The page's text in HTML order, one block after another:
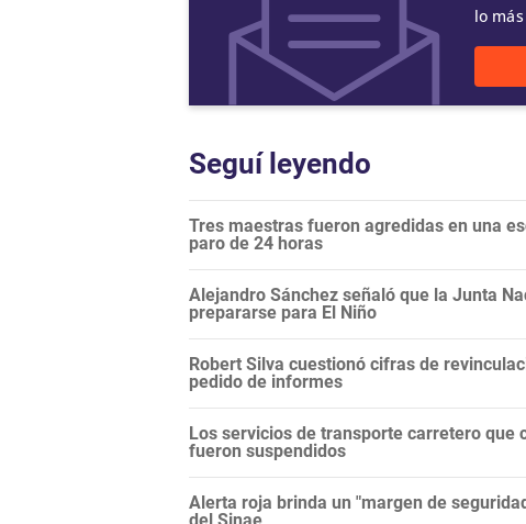
lo
Seguí leyendo
Tres maestras fueron agredidas en una
paro de 24 horas
Alejandro Sánchez señaló que la Junta
prepararse para El Niño
Robert Silva cuestionó cifras de
pedido de informes
Los servicios de transporte carretero
fueron suspendidos
Alerta roja brinda un "margen de